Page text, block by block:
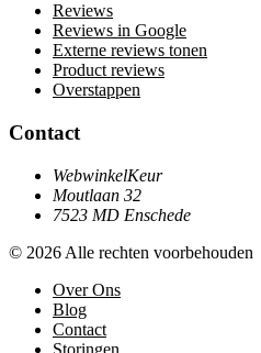
Reviews
Reviews in Google
Externe reviews tonen
Product reviews
Overstappen
Contact
WebwinkelKeur
Moutlaan 32
7523 MD Enschede
© 2026 Alle rechten voorbehouden
Over Ons
Blog
Contact
Storingen